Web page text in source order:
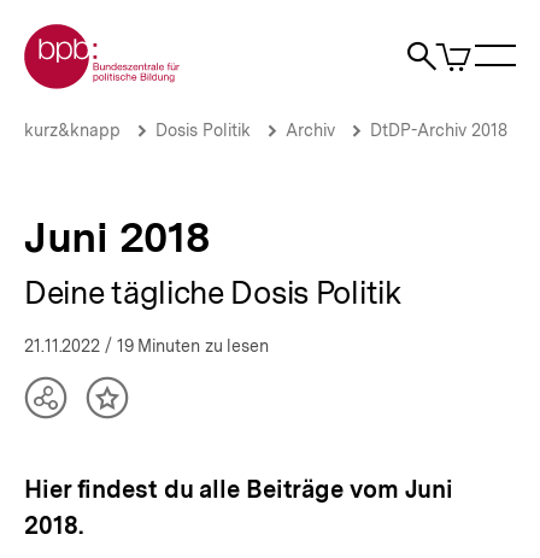
zum
Seiteninhalt
springen
Zur Startseite der bpb
Suche
Artikel
im
Juni
tägliche
Dosis
Brotkrümelnavigation
Pfadnavigation
kurz&knapp Dosis Politik Archiv DtDP-Archiv 2018
Juni 2018
Deine tägliche Dosis Politik
21.11.2022 / 19 Minuten zu lesen
TeilenInhalt
Hier findest du alle Beiträge vom Juni
2018.